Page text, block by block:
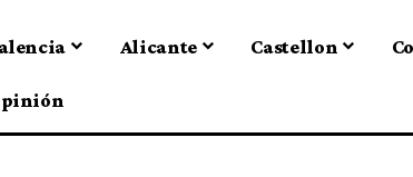
Alicante Castellon